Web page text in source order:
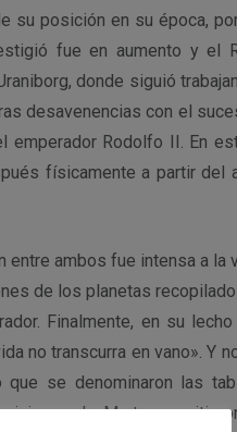
su posición en su época,
fue en aumento y el
donde siguió
desavenencias con el
emperador Rodolfo II. En
físicamente a partir del
entre ambos fue intensa a la
de los planetas
Finalmente, en su lecho
no transcurra en vano». Y
se denominaron las
de Marte